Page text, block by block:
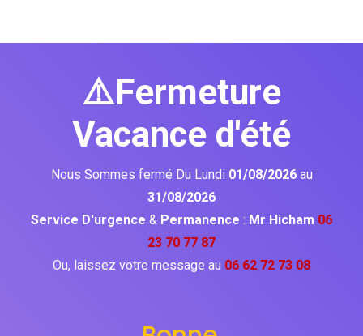
⚠️Fermeture
Vacance d'été
Nous Sommes fermé Du Lundi 01/08/2026 au
31/08/2026
Service D'urgence & Permanence : Mr Hicham 06
23 70 77 87
Ou, laissez votre message au 06 62 72 73 08